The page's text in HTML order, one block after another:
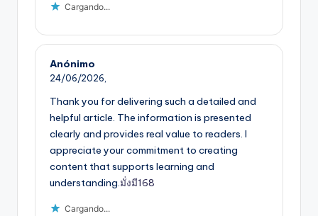
Cargando...
Anónimo
24/06/2026,
Thank you for delivering such a detailed and
helpful article. The information is presented
clearly and provides real value to readers. I
appreciate your commitment to creating
content that supports learning and
understanding.มั่งมี168
Cargando...